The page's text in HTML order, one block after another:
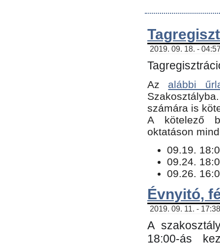
2019. 09. 18. -
Az alábbi
számára is
​A kötelező
oktatáson
09.19.
09.24.
09.26.
Évnyitó,
2019. 09. 11. -
A
18:00-ás